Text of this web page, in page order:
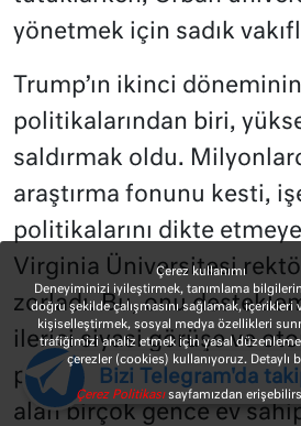
yönetmek için sadık
Trump’ın ikinci
politikalarından biri,
saldırmak oldu.
araştırma fonunu kesti,
politikalarını dikte etmeye
Virginia Üniversitesi
zorladı. Bu, onu
ilerici siyasi görüşe ve
protesto hareketlerinin
alan birçok gence ev
Çerez kullanımı
Deneyiminizi iyileştirmek, tanımlama
doğru şekilde çalışmasını sağlamak, içerikleri
kişiselleştirmek, sosyal medya özellikleri
trafiğimizi analiz etmek için yasal
çerezler (cookies) kullanıyoruz. Detaylı
Çerez Politikasısayfamızdan
Bizi Telegram'da